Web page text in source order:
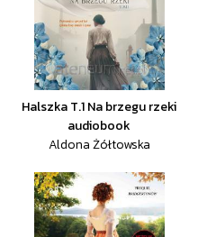
Halszka T.1 Na brzegu rzeki
audiobook
Aldona Żółtowska